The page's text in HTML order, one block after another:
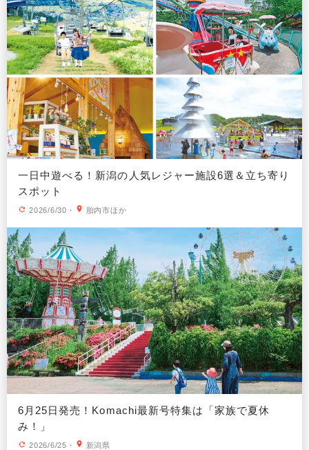
一日中遊べる！新潟の人気レジャー施設6選＆立ち寄り
スポット
2026/6/30 ・ 胎内市ほか
6月25日発売！Komachi最新号特集は「家族で夏休
み！」
2026/6/25 ・ 新潟県